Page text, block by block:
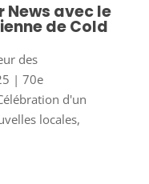
News avec le
de Cold
des
| 70e
d'un
locales,